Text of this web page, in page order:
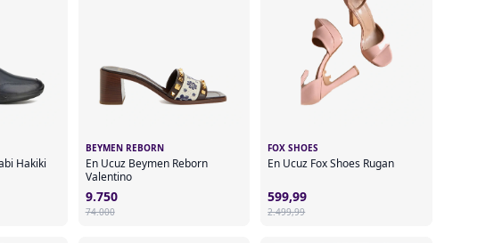
Hakiki
BEYMEN REBORN
En Ucuz Beymen Reborn
Valentino
9.750
74.000
FOX SHOES
En Ucuz Fox Shoes Rugan
599,99
2.499,99